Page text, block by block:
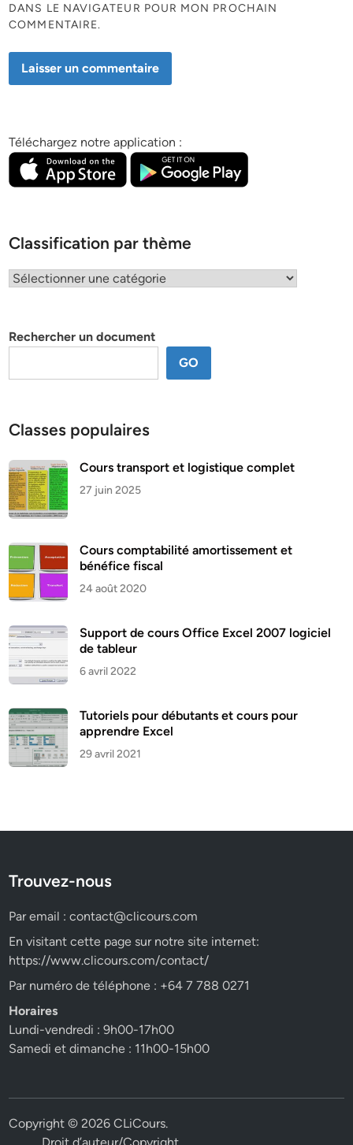
DANS LE NAVIGATEUR POUR MON PROCHAIN
COMMENTAIRE.
Téléchargez notre application :
Classification par thème
Classification
Rechercher un document
GO
Classes populaires
Cours transport et logistique complet
27 juin 2025
Cours comptabilité amortissement et
bénéfice fiscal
24 août 2020
Support de cours Office Excel 2007 logiciel
de tableur
6 avril 2022
Tutoriels pour débutants et cours pour
apprendre Excel
29 avril 2021
Trouvez-nous
Par email :contact@clicours.com
En visitant cette page sur notre site internet:
https://www.clicours.com/contact/
Par numéro de téléphone : +64 7 788 0271
Horaires
Lundi-vendredi : 9h00-17h00
Samedi et dimanche : 11h00-15h00
Copyright © 2026CLiCours.